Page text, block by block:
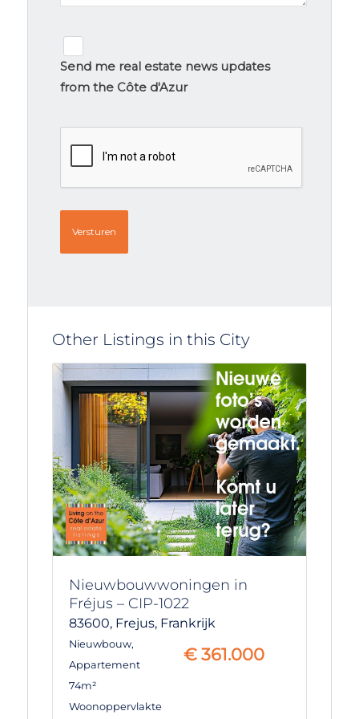
signup
Send me real estate news updates
from the Côte d'Azur
Other Listings in this City
Nieuwbouwwoningen in
Fréjus – CIP-1022
83600, Frejus, Frankrijk
Nieuwbouw,
Appartement
74m²
Woonoppervlakte
€ 361.000